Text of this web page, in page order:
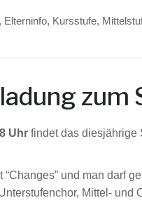
, Elterninfo, Kursstufe,
Uhr findet das diesjährige
“Changes” und man darf
Mittel-